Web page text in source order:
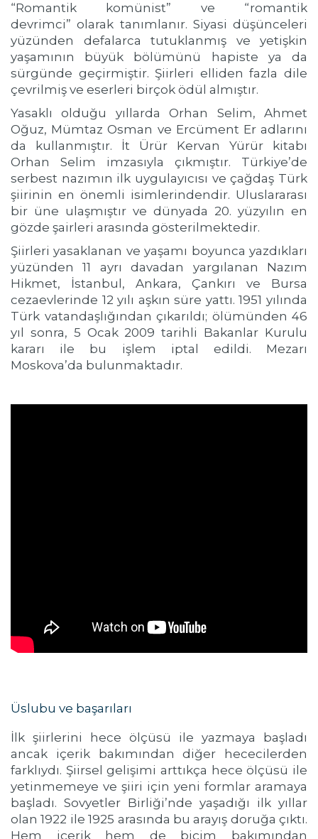
“Romantik komünist” ve “romantik
devrimci” olarak tanımlanır. Siyasi düşünceleri
yüzünden defalarca tutuklanmış ve yetişkin
yaşamının büyük bölümünü hapiste ya da
sürgünde geçirmiştir. Şiirleri elliden fazla dile
çevrilmiş ve eserleri birçok ödül almıştır.
Yasaklı olduğu yıllarda Orhan Selim, Ahmet
Oğuz, Mümtaz Osman ve Ercüment Er adlarını
da kullanmıştır. İt Ürür Kervan Yürür kitabı
Orhan Selim imzasıyla çıkmıştır. Türkiye’de
serbest nazımın ilk uygulayıcısı ve çağdaş Türk
şiirinin en önemli isimlerindendir. Uluslararası
bir üne ulaşmıştır ve dünyada 20. yüzyılın en
gözde şairleri arasında gösterilmektedir.
Şiirleri yasaklanan ve yaşamı boyunca yazdıkları
yüzünden 11 ayrı davadan yargılanan Nazım
Hikmet, İstanbul, Ankara, Çankırı ve Bursa
cezaevlerinde 12 yılı aşkın süre yattı. 1951 yılında
Türk vatandaşlığından çıkarıldı; ölümünden 46
yıl sonra, 5 Ocak 2009 tarihli Bakanlar Kurulu
kararı ile bu işlem iptal edildi.
Mezarı
Moskova’da bulunmaktadır.
Üslubu ve başarıları
İlk şiirlerini hece ölçüsü ile yazmaya başladı
ancak içerik bakımından diğer hececilerden
farklıydı. Şiirsel gelişimi arttıkça hece ölçüsü ile
yetinmemeye ve şiiri için yeni formlar aramaya
başladı. Sovyetler Birliği’nde yaşadığı ilk yıllar
olan 1922 ile 1925 arasında bu arayış doruğa çıktı.
Hem içerik hem de biçim bakımından